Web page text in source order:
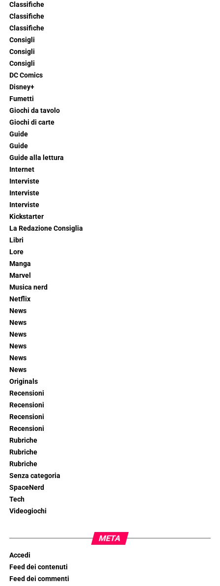
Classifiche
Classifiche
Classifiche
Consigli
Consigli
Consigli
DC Comics
Disney+
Fumetti
Giochi da tavolo
Giochi di carte
Guide
Guide
Guide alla lettura
Internet
Interviste
Interviste
Interviste
Kickstarter
La Redazione Consiglia
Libri
Lore
Manga
Marvel
Musica nerd
Netflix
News
News
News
News
News
News
Originals
Recensioni
Recensioni
Recensioni
Recensioni
Rubriche
Rubriche
Rubriche
Senza categoria
SpaceNerd
Tech
Videogiochi
META
Accedi
Feed dei contenuti
Feed dei commenti